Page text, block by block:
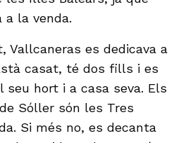
la venda.
Vallcaneras es dedicava a
casat, té dos fills i es
seu hort i a casa seva. Els
Sóller són les Tres
Si més no, es decanta